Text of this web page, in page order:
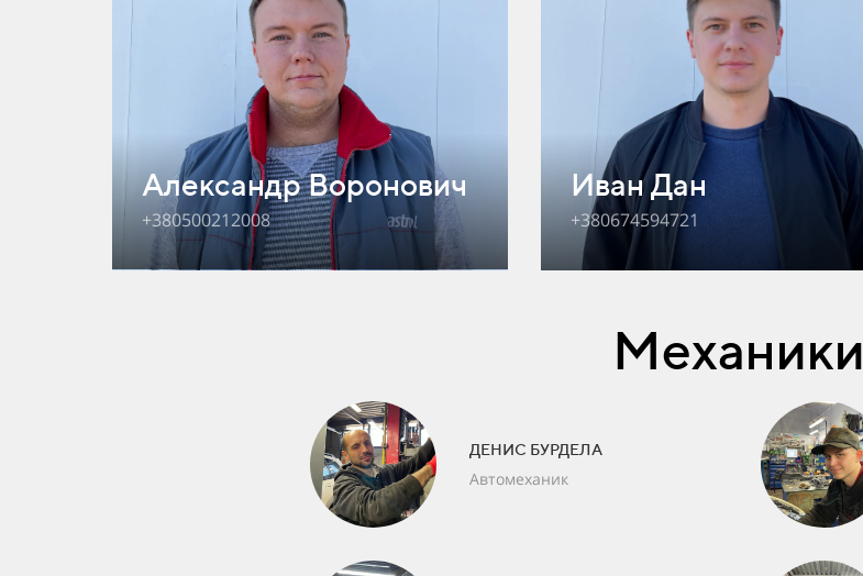
АлександрВоронович
+380500212008
Иван Дан
+380674594721
Механики
ДЕНИС БУРДЕЛА
Автомеханик